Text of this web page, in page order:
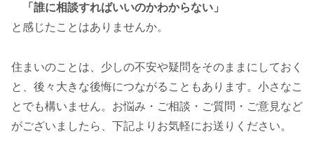
「誰に相談すればいいのかわからない」
と感じたことはありませんか。
住まいのことは、少しの不安や疑問をそのままにしておく
と、後々大きな後悔につながることもあります。小さなこ
とでも構いません。お悩み・ご相談・ご質問・ご意見など
がございましたら、下記よりお気軽にお送りください。